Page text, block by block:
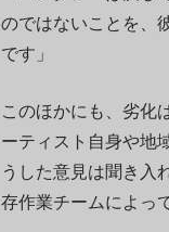
のではないことを、
です」
このほかにも、劣化
ーティスト自身や地
うした意見は聞き入
存作業チームによっ